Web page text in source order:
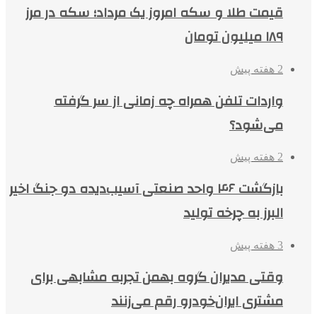
قیمت طلا و سکه امروز یک مرداد؛ سکه در مرز
۱۸۹ میلیون تومان
2 هفته پیش
واردات تلفن همراه چه زمانی از سر گرفته
می‌شود؟
2 هفته پیش
بازگشت ۴۶ واحد صنعتی آسیب‌دیده دو جنگ اخیر
البرز به چرخه تولید
3 هفته پیش
وقتی مدیران گروه بهمن تجربه مشابهی برای
مشتری ایران‌خودرو رقم می‌زنند